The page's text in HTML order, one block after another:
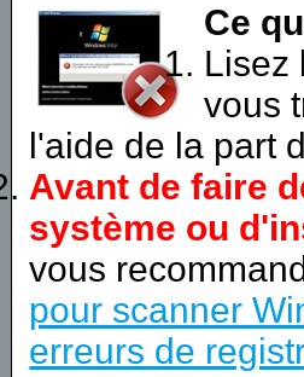
Ce
Lisez
vous
l'aide de la part
Avant de faire
système ou
vous
pour scanner
erreurs de